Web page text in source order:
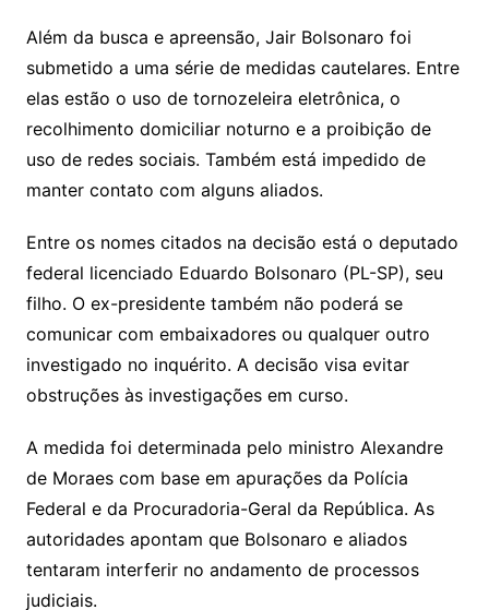
Além da busca e apreensão, Jair Bolsonaro foi
submetido a uma série de medidas cautelares. Entre
elas estão o uso de tornozeleira eletrônica, o
recolhimento domiciliar noturno e a proibição de
uso de redes sociais. Também está impedido de
manter contato com alguns aliados.
Entre os nomes citados na decisão está o deputado
federal licenciado Eduardo Bolsonaro (PL-SP), seu
filho. O ex-presidente também não poderá se
comunicar com embaixadores ou qualquer outro
investigado no inquérito. A decisão visa evitar
obstruções às investigações em curso.
A medida foi determinada pelo ministro Alexandre
de Moraes com base em apurações da Polícia
Federal e da Procuradoria-Geral da República. As
autoridades apontam que Bolsonaro e aliados
tentaram interferir no andamento de processos
judiciais.